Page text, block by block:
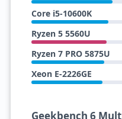
Core i5-10600K
Ryzen 5 5560U
Ryzen 7 PRO 5875U
Xeon E-2226GE
Geekbench 6